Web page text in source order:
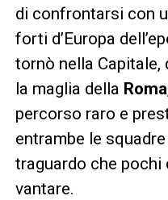
di confrontarsi con
forti d’Europa
tornò nella
la maglia della Roma
percorso raro e
entrambe le
traguardo che
vantare.